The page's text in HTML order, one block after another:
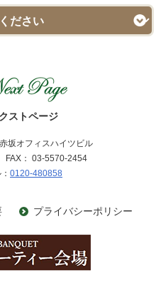
ストページ
坂オフィスハイツビル
FAX： 03-5570-2454
0120-480858
プライバシーポリシー